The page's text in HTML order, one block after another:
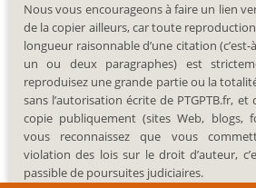
Nous vous encourageons à faire un lien
de la copier ailleurs, car toute
longueur raisonnable d’une citation
un ou deux paragraphes) est
reproduisez une grande partie ou la
sans l’autorisation écrite de PTGPTB.fr,
copie publiquement (sites Web, blogs,
vous reconnaissez que vous
violation des lois sur le droit d’auteur,
passible de poursuites judiciaires.